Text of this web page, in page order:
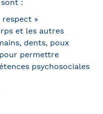
:
respect »
et les autres
dents, poux
permettre
psychosociales